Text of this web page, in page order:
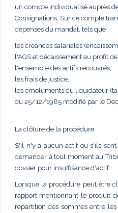
un compte individualisé auprès
Consignations. Sur ce compte
dépenses du mandat, tels que :
les créances salariales
l'AGS et décaissement au profit
l'ensemble des actifs recouvrés,
les frais de justice,
les émoluments du liquidateur
du 25/12/1985 modifié par le
La clôture de la procédure
S'il n'y a aucun actif ou s'ils
demander à tout moment au
dossier pour insuffisance d'actif.
Lorsque la procédure peut être
rapport mentionnant le produit
répartition des sommes entre